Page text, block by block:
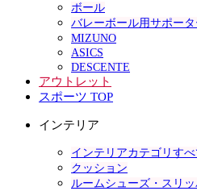
ボール
バレーボール用サポータ
MIZUNO
ASICS
DESCENTE
アウトレット
スポーツ TOP
インテリア
インテリアカテゴリすべ
クッション
ルームシューズ・スリ